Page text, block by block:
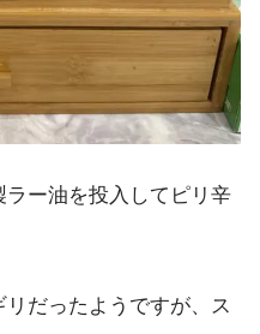
ー油を投入してピリ辛
だったようですが、ス